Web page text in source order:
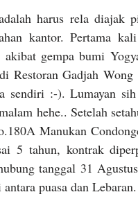
harus rela
kantor. Pertama
gempa bumi
Restoran Gadjah
sendiri :-). Lumayan
hehe.. Setelah
Manukan
5 tahun, kontrak
tanggal 31
puasa dan Lebaran.